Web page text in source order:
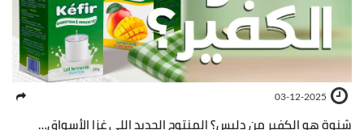
03-12-2025
شنوة هو الكفير من دليس؟ المنتوج الجديد اللي غزا الأسواق…